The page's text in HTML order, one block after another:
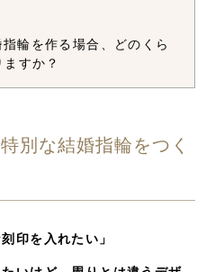
輪を作る場合、どのくら
すか？
別な結婚指輪をつく
印を入れたい」